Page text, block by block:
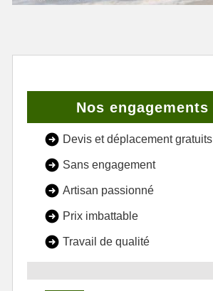
Nos engagements
Devis et déplacement gratuits
Sans engagement
Artisan passionné
Prix imbattable
Travail de qualité